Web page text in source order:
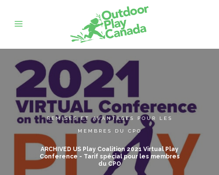
REMISES ET AVANTAGES POUR LES
MEMBRES DU CPO
ARCHIVED US Play Coalition 2021 Virtual Play
Conference - Tarif spécial pour les membres
du CPO